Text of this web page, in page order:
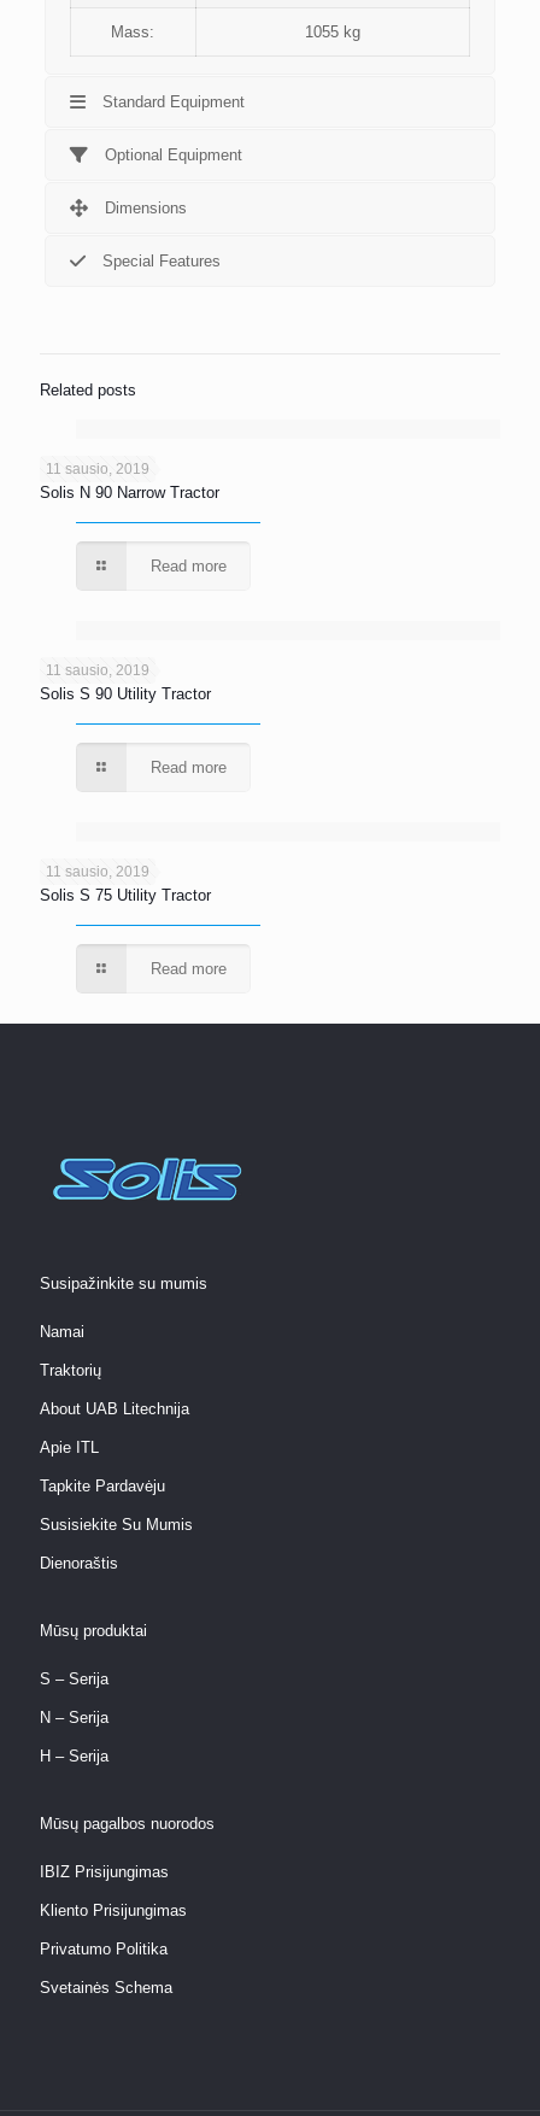
Mass: 1055 kg
Standard Equipment
Optional Equipment
Dimensions
Special Features
Related posts
11 sausio, 2019
Solis N 90 Narrow Tractor
Read more
11 sausio, 2019
Solis S 90 Utility Tractor
Read more
11 sausio, 2019
Solis S 75 Utility Tractor
Read more
Susipažinkite su mumis
Namai
Traktorių
About UAB Litechnija
Apie ITL
Tapkite Pardavėju
Susisiekite Su Mumis
Dienoraštis
Mūsų produktai
S – Serija
N – Serija
H – Serija
Mūsų pagalbos nuorodos
IBIZ Prisijungimas
Kliento Prisijungimas
Privatumo Politika
Svetainės Schema